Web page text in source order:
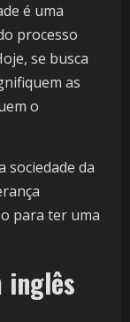
é uma
processo
se busca
as
o
sociedade da
para ter uma
inglês